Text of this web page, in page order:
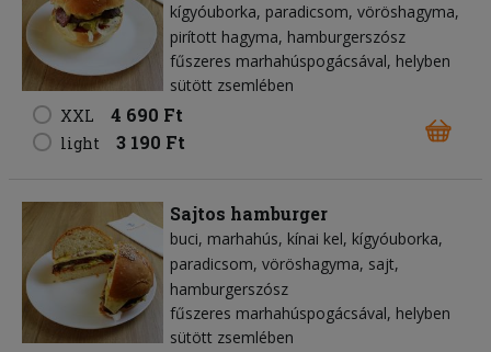
kígyóuborka paradicsom vöröshagyma
pirított hagyma hamburgerszósz
fűszeres marhahúspogácsával, helyben
sütött zsemlében
XXL
4 690 Ft
light 3 190 Ft
Sajtos hamburger
buci marhahús kínai kel kígyóuborka
paradicsom vöröshagyma sajt
hamburgerszósz
fűszeres marhahúspogácsával, helyben
sütött zsemlében